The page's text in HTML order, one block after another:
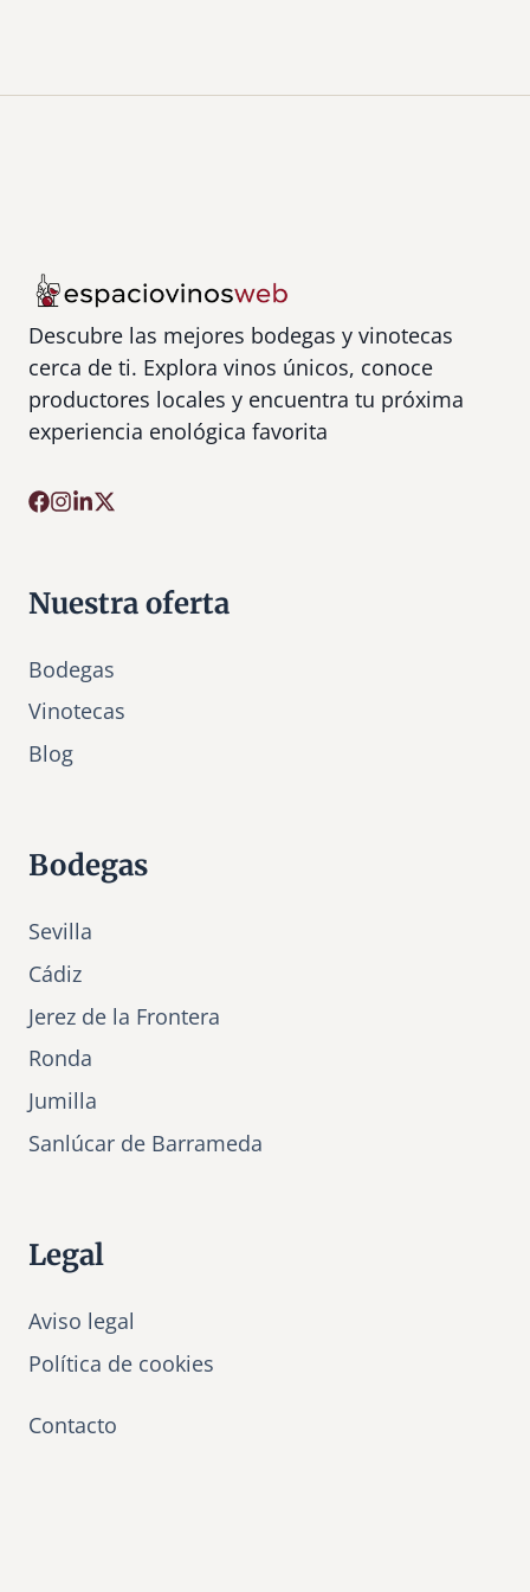
Descubre las mejores bodegas y vinotecas
cerca de ti. Explora vinos únicos, conoce
productores locales y encuentra tu próxima
experiencia enológica favorita
Nuestra oferta
Bodegas
Vinotecas
Blog
Bodegas
Sevilla
Cádiz
Jerez de la Frontera
Ronda
Jumilla
Sanlúcar de Barrameda
Legal
Aviso legal
Política de cookies
Contacto